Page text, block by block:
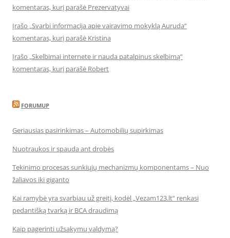
komentaras, kurį parašė Prezervatyvai
Įrašo „Svarbi informacija apie vairavimo mokyklą Auruda“
komentaras, kurį parašė Kristina
Įrašo „Skelbimai internete ir nauda patalpinus skelbimą“
komentaras, kurį parašė Robert
FORUMUP
Geriausias pasirinkimas – Automobilių supirkimas
Nuotraukos ir spauda ant drobės
Tekinimo procesas sunkiųjų mechanizmų komponentams – Nuo
žaliavos iki giganto
Kai ramybė yra svarbiau už greitį, kodėl „Vezam123.lt“ renkasi
pedantišką tvarką ir BCA draudimą
Kaip pagerinti užsakymų valdymą?